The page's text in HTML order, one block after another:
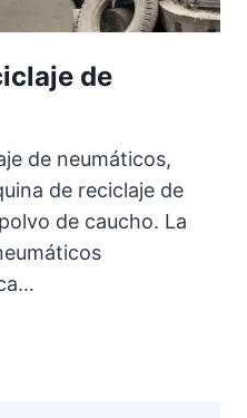
de
de neumáticos,
de reciclaje de
de caucho. La